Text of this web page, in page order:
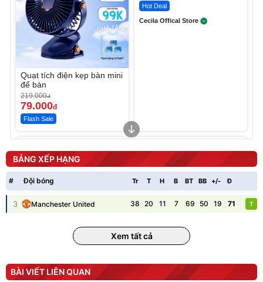
Quạt tích điện kẹp bàn mini
để bàn
219.000đ
79.000đ
Flash Sale
Hot Deal
Cecila Offical Store
tức thì Vaseline Body
190.000 đ
138.330
D2-001 - Thông Minh
3.000.000
2.200.000
Unmute
Vali Bamozo Khung Nhôm
9066 Size 20/24/28 Cao
Flash Sale
BẢNG XẾP HẠNG
# Đội bóng Tr T H B BT BB +/- Đ
3 Manchester United 38 20 11 7 69 50 19 71 T
Xem tất cả
BÀI VIẾT LIÊN QUAN